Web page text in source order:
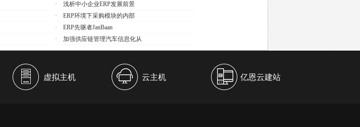
·浅析中小企业ERP发展前景
·ERP环境下采购模块的内部
·ERP先驱者JanBaan
·加强供应链管理汽车信息化从
虚拟主机 云主机 亿恩云建站